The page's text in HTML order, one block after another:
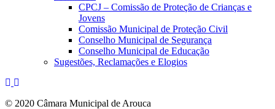
CPCJ – Comissão de Proteção de Crianças e
Jovens
Comissão Municipal de Proteção Civil
Conselho Municipal de Segurança
Conselho Municipal de Educação
Sugestões, Reclamações e Elogios
© 2020 Câmara Municipal de Arouca